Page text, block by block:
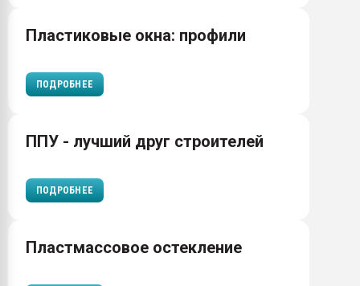
Пластиковые окна: профили
ПОДРОБНЕЕ
ППУ - лучший друг строителей
ПОДРОБНЕЕ
Пластмассовое остекление